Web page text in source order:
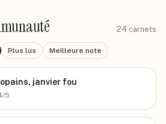
24 carnets
Plus lus Meilleure note
janvier fou
5